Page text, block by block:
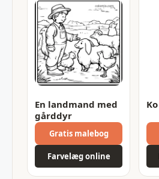
En landmand med
gårddyr
Gratis malebog
Farvelæg online
Ko